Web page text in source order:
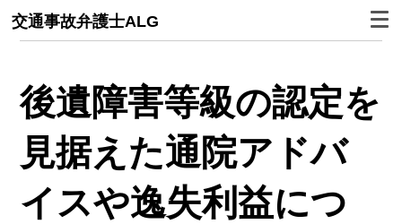
交通事故弁護士ALG
後遺障害等級の認定を
見据えた通院アドバ
イスや逸失利益につ